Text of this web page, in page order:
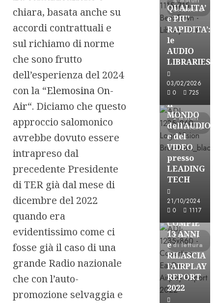
chiara, basata anche su
accordi contrattuali e
sul richiamo di norme
che sono frutto
dell’esperienza del 2024
con la “Elemosina On-
Air“. Diciamo che questo
approccio salomonico
avrebbe dovuto essere
intrapreso dal
precedente Presidente
di TER già dal mese di
dicembre del 2022
quando era
evidentissimo come ci
fosse già il caso di una
grande Radio nazionale
che con l’auto-
promozione selvaggia e
di lettura
QUALITA’
e PIU’
RAPIDITA’:
le
AUDIO
LIBRARIES
03/02/2026
0
725
2 minuti
di lettura
Partnership
VISION
BROADCAST,
ESPLORARE
il
MONDO
dell’AUDIO
e del
VIDEO
presso
LEADING
TECH
21/10/2024
0
1117
2 minuti
di lettura
Partnership
EARONE
COMPIE
13 ANNI
e
RILASCIA
l’AIRPLAY
REPORT
2022